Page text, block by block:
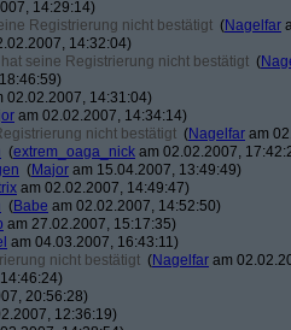
14:29:14)
Registrierung nicht bestätigt (Nagelfar
14:32:04)
seine Registrierung nicht bestätigt (
02.02.2007, 14:31:04)
am 02.02.2007, 14:34:14)
nicht bestätigt (Nagelfar am
(extrem_oaga_nick am 02.02.2007,
(Major am 15.04.2007, 13:49:49)
am 02.02.2007, 14:49:47)
(Babe am 02.02.2007, 14:52:50)
am 27.02.2007, 15:17:35)
am 04.03.2007, 16:43:11)
nicht bestätigt (Nagelfar am
20:56:28)
12:36:19)